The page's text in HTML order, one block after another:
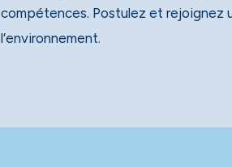
compétences. Postulez et rejoignez
l’environnement.